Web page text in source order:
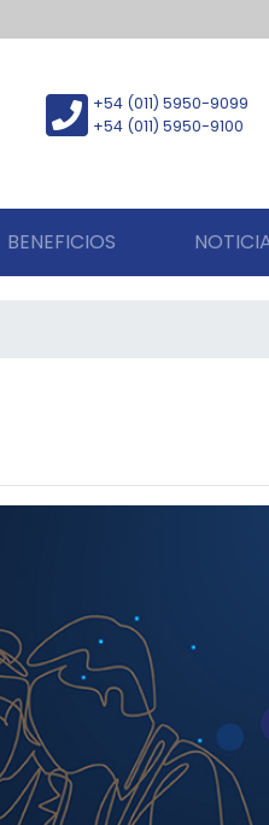
+54 (011) 5950-9099
+54 (011) 5950-9100
BENEFICIOS